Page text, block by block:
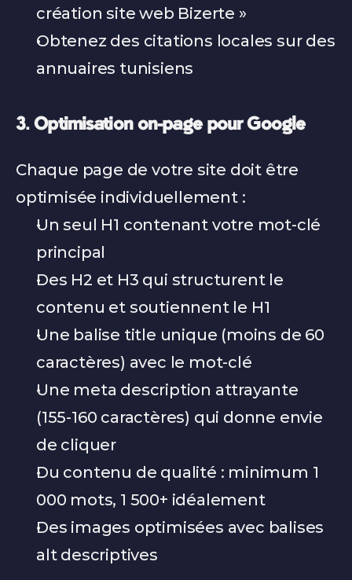
création site web Bizerte »
Obtenez des citations locales sur des
annuaires tunisiens
3. Optimisation on-page pour Google
Chaque page de votre site doit être
optimisée individuellement :
Un seul H1 contenant votre mot-clé
principal
Des H2 et H3 qui structurent le
contenu et soutiennent le H1
Une balise title unique (moins de 60
caractères) avec le mot-clé
Une meta description attrayante
(155-160 caractères) qui donne envie
de cliquer
Du contenu de qualité : minimum 1
000 mots, 1 500+ idéalement
Des images optimisées avec balises
alt descriptives